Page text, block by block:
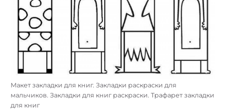
Макет закладки для книг. Закладки раскраски для
мальчиков. Закладки для книг раскраски. Трафарет закладки
для книг